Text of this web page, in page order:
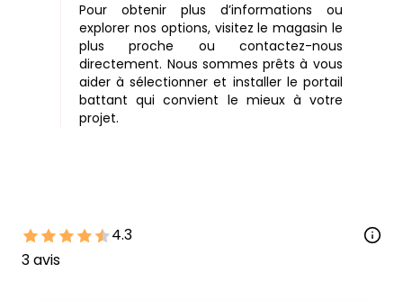
Pour obtenir plus d’informations ou
explorer nos options, visitez le magasin le
plus proche ou contactez-nous
directement. Nous sommes prêts à vous
aider à sélectionner et installer le portail
battant qui convient le mieux à votre
projet.
4.3
3avis